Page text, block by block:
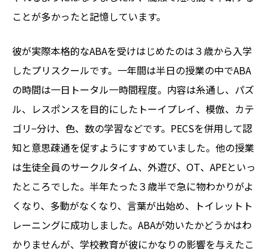
ことが多かったと記憶しています。
彼が実際本格的なABAを受けはじめたのは３歳から入学
したプリスクールです。一年間は半日の授業の中でABA
の時間は一日トータル一時間程度。内容は糸通し、パズ
ル、レスポンスを目的にしたトーイプレイ、模倣、カテ
ゴリ−分け、色、数の学習などです。PECSを併用して認
知と意思疎通を促すようにすすめていました。他の授業
は生徒全員のサークルタイム、外遊び、OT、APEといっ
たところでした。半年たった３歳半で急に物わかりがよ
くなり、多動がなくなり、言葉が出始め、トイレットト
レーニングに成功しました。ABAが効いたかどうかはわ
かりませんが、学校教育が彼にかなりの影響を与えたこ